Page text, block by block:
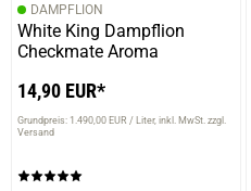
DAMPFLION
White King Dampflion
Checkmate Aroma
14,90 EUR*
Grundpreis: 1.490,00 EUR / Liter inkl. MwSt. zzgl.
Versand